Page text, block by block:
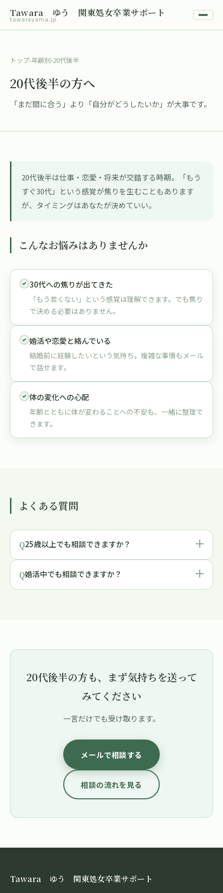
Tawara ゆう 関東処女卒業サポート
tawarayama.jp
トップ›年齢別›20代後半
20代後半の方へ
「まだ間に合う」より「自分がどうしたいか」が大事です。
20代後半は仕事・恋愛・将来が交錯する時期。「もう
すぐ30代」という感覚が焦りを生むこともあります
が、タイミングはあなたが決めていい。
こんなお悩みはありませんか
30代への焦りが出てきた
「もう若くない」という感覚は理解できます。でも焦り
で決める必要はありません。
婚活や恋愛と絡んでいる
結婚前に経験したいという気持ち。複雑な事情もメール
で話せます。
体の変化への心配
年齢とともに体が変わることへの不安も、一緒に整理で
きます。
よくある質問
Q25歳以上でも相談できますか？
Q婚活中でも相談できますか？
20代後半の方も、まず気持ちを送って
みてください
一言だけでも受け取ります。
メールで相談する
相談の流れを見る
Tawara ゆう 関東処女卒業サポート